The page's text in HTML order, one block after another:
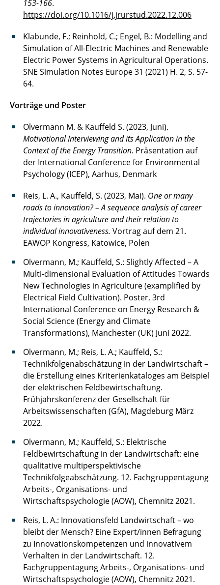
153-166.
https://doi.org/10.1016/j.jrurstud.2022.12.006
Klabunde, F.; Reinhold, C.; Engel, B.: Modelling and
Simulation of All-Electric Machines and Renewable
Electric Power Systems in Agricultural Operations.
SNE Simulation Notes Europe 31 (2021) H. 2, S. 57-
64.
Vorträge und Poster
Olvermann M. & Kauffeld S. (2023, Juni).
Motivational Interviewing and its Application in the
Context of the Energy Transition. Präsentation auf
der International Conference for Environmental
Psychology (ICEP), Aarhus, Denmark
Reis, L. A., Kauffeld, S. (2023, Mai). One or many
roads to innovation? – A sequence analysis of career
trajectories in agriculture and their relation to
individual innovativeness. Vortrag auf dem 21.
EAWOP Kongress, Katowice, Polen
Olvermann, M.; Kauffeld, S.: Slightly Affected – A
Multi-dimensional Evaluation of Attitudes Towards
New Technologies in Agriculture (examplified by
Electrical Field Cultivation). Poster, 3rd
International Conference on Energy Research &
Social Science (Energy and Climate
Transformations), Manchester (UK) Juni 2022.
Olvermann, M.; Reis, L. A.; Kauffeld, S.:
Technikfolgenabschätzung in der Landwirtschaft –
die Erstellung eines Kriterienkataloges am Beispiel
der elektrischen Feldbewirtschaftung.
Frühjahrskonferenz der Gesellschaft für
Arbeitswissenschaften (GfA), Magdeburg März
2022.
Olvermann, M.; Kauffeld, S.: Elektrische
Feldbewirtschaftung in der Landwirtschaft: eine
qualitative multiperspektivische
Technikfolgeabschätzung. 12. Fachgruppentagung
Arbeits-, Organisations- und
Wirtschaftspsychologie (AOW), Chemnitz 2021.
Reis, L. A.: Innovationsfeld Landwirtschaft – wo
bleibt der Mensch? Eine Expert/innen Befragung
zu Innovationskompetenzen und innovativem
Verhalten in der Landwirtschaft. 12.
Fachgruppentagung Arbeits-, Organisations- und
Wirtschaftspsychologie (AOW), Chemnitz 2021.